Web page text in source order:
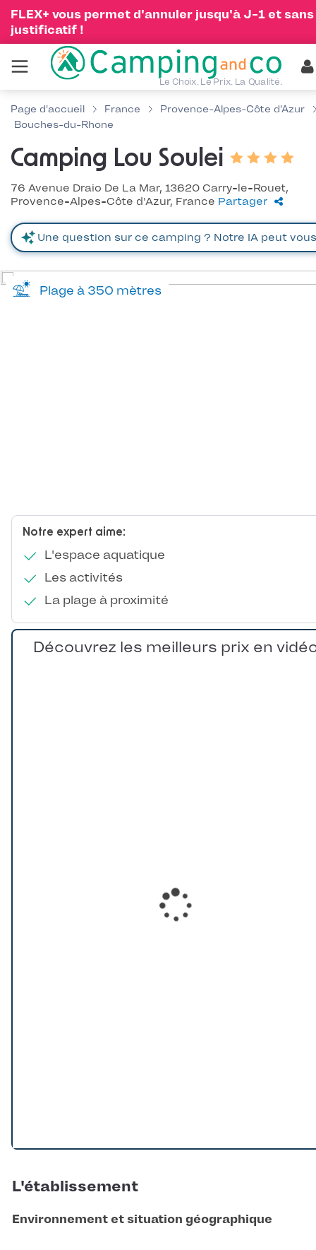
FLEX+ vous permet d'annuler jusqu'à J-1 et sans
justificatif !
Le Choix. Le Prix. La Qualité.
Page d'accueil France
Provence-Alpes-Côte d'Azur
Bouches-du-Rhone
Camping Lou Soulei
76 Avenue Draio De La Mar, 13620 Carry-le-Rouet,
Provence-Alpes-Côte d'Azur, France Partager
Notre expert aime:
L'espace aquatique
Les activités
La plage à proximité
Plage à 350 mètres
Découvrez les meilleurs prix en
L'établissement
Environnement et situation géographique